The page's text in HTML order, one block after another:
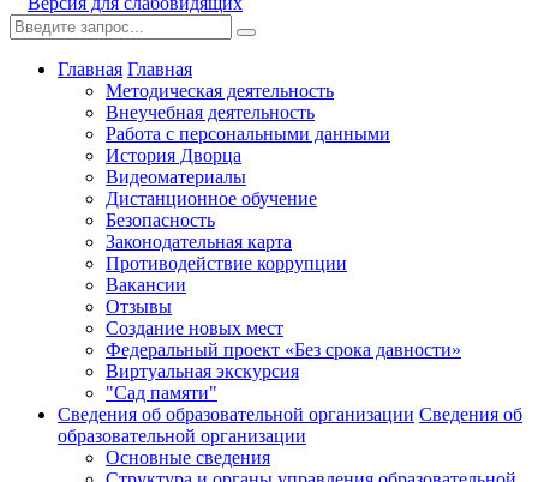
Главная Главная
Методическая деятельность
Внеучебная деятельность
Работа с персональными данными
История Дворца
Видеоматериалы
Дистанционное обучение
Безопасность
Законодательная карта
Противодействие коррупции
Вакансии
Отзывы
Создание новых мест
Федеральный проект «Без срока давности»
Виртуальная экскурсия
"Сад памяти"
Сведения об образовательной организации Сведения об
образовательной организации
Основные сведения